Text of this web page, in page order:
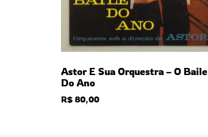
Astor E Sua Orquestra – O Baile
Do Ano
R$80,00